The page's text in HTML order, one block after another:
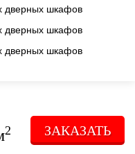
2 ЗАКАЗАТЬ